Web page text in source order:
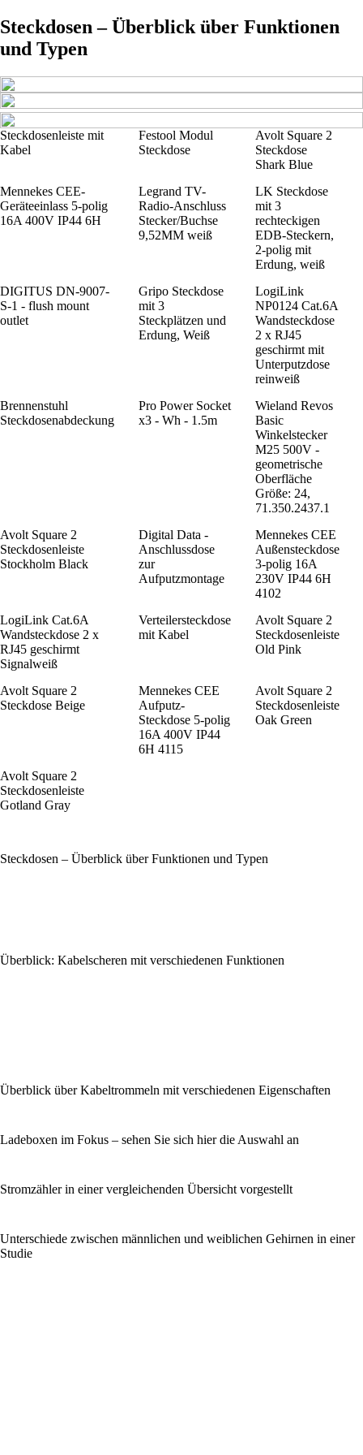
Steckdosen – Überblick über Funktionen
und Typen
Steckdosenleiste mit
Kabel
Festool Modul
Steckdose
Avolt Square 2
Steckdose
Shark Blue
Mennekes CEE-
Geräteeinlass 5-polig
16A 400V IP44 6H
Legrand TV-
Radio-Anschluss
Stecker/Buchse
9,52MM weiß
LK Steckdose
mit 3
rechteckigen
EDB-Steckern,
2-polig mit
Erdung, weiß
DIGITUS DN-9007-
S-1 - flush mount
outlet
Gripo Steckdose
mit 3
Steckplätzen und
Erdung, Weiß
LogiLink
NP0124 Cat.6A
Wandsteckdose
2 x RJ45
geschirmt mit
Unterputzdose
reinweiß
Brennenstuhl
Steckdosenabdeckung
Pro Power Socket
x3 - Wh - 1.5m
Wieland Revos
Basic
Winkelstecker
M25 500V -
geometrische
Oberfläche
Größe: 24,
71.350.2437.1
Avolt Square 2
Steckdosenleiste
Stockholm Black
Digital Data -
Anschlussdose
zur
Aufputzmontage
Mennekes CEE
Außensteckdose
3-polig 16A
230V IP44 6H
4102
LogiLink Cat.6A
Wandsteckdose 2 x
RJ45 geschirmt
Signalweiß
Verteilersteckdose
mit Kabel
Avolt Square 2
Steckdosenleiste
Old Pink
Avolt Square 2
Steckdose Beige
Mennekes CEE
Aufputz-
Steckdose 5-polig
16A 400V IP44
6H 4115
Avolt Square 2
Steckdosenleiste
Oak Green
Avolt Square 2
Steckdosenleiste
Gotland Gray
Steckdosen – Überblick über Funktionen und Typen
Überblick: Kabelscheren mit verschiedenen Funktionen
Überblick über Kabeltrommeln mit verschiedenen Eigenschaften
Ladeboxen im Fokus – sehen Sie sich hier die Auswahl an
Stromzähler in einer vergleichenden Übersicht vorgestellt
Unterschiede zwischen männlichen und weiblichen Gehirnen in einer
Studie